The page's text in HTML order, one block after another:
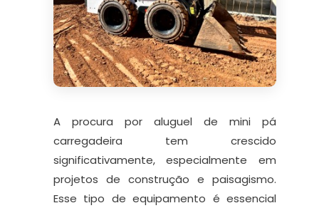
A procura por aluguel de mini pá
carregadeira tem crescido
significativamente, especialmente em
projetos de construção e paisagismo.
Esse tipo de equipamento é essencial